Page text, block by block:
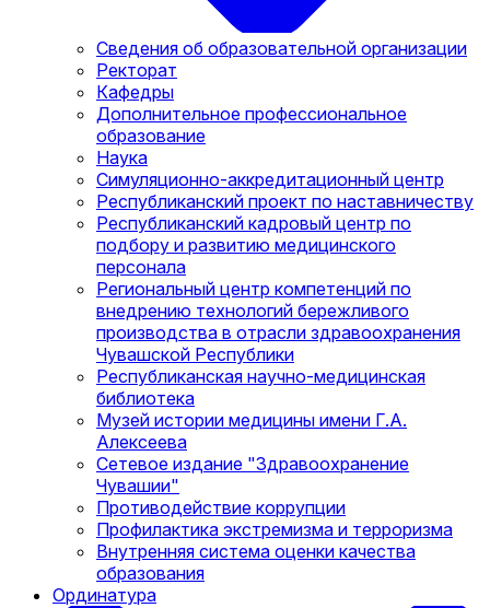
Сведения об образовательной организации
Ректорат
Кафедры
Дополнительное профессиональное
образование
Наука
Симуляционно-аккредитационный центр
Республиканский проект по наставничеству
Республиканский кадровый центр по
подбору и развитию медицинского
персонала
Региональный центр компетенций по
внедрению технологий бережливого
производства в отрасли здравоохранения
Чувашской Республики
Республиканская научно-медицинская
библиотека
Музей истории медицины имени Г.А.
Алексеева
Сетевое издание "Здравоохранение
Чувашии"
Противодействие коррупции
Профилактика экстремизма и терроризма
Внутренняя система оценки качества
образования
Ординатура